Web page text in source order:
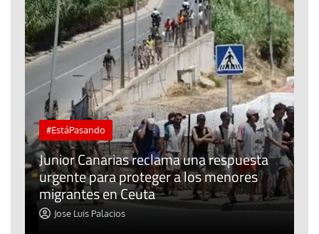
#EstáPasando
Junior Canarias reclama una respuesta
urgente para proteger a los menores
migrantes en Ceuta
Jose Luis Palacios